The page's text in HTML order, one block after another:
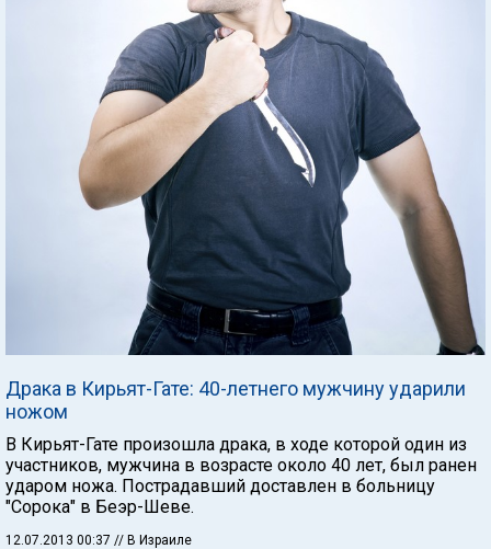
Драка в Кирьят-Гате: 40-летнего мужчину ударили
ножом
В Кирьят-Гате произошла драка, в ходе которой один из
участников, мужчина в возрасте около 40 лет, был ранен
ударом ножа. Пострадавший доставлен в больницу
"Сорока" в Беэр-Шеве.
12.07.2013 00:37 // В Израиле